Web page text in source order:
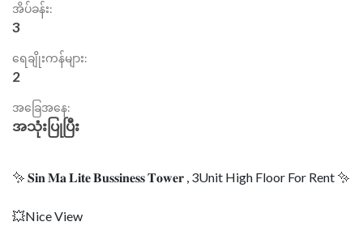
အိပ်ခန်း:
3
ရေချိုးကန်များ:
2
အခြေအနေ:
အသုံးပြုပြီး
✨ 𝐒𝐢𝐧 𝐌𝐚 𝐋𝐢𝐭𝐞 𝐁𝐮𝐬𝐬𝐢𝐧𝐞𝐬𝐬 𝐓𝐨𝐰𝐞𝐫 , 3Unit High Floor For Rent ✨
💥Nice View